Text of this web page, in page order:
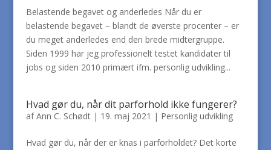
Belastende begavet og anderledes Når du er
belastende begavet – blandt de øverste procenter – er
du meget anderledes end den brede midtergruppe.
Siden 1999 har jeg professionelt testet kandidater til
jobs og siden 2010 primært ifm. personlig udvikling...
Hvad gør du, når dit parforhold ikke fungerer?
afAnn C. Schødt| 19. maj 2021 | Personlig udvikling
Hvad gør du, når der er knas i parforholdet? Det korte